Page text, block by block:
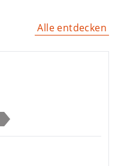
Alle entdecken